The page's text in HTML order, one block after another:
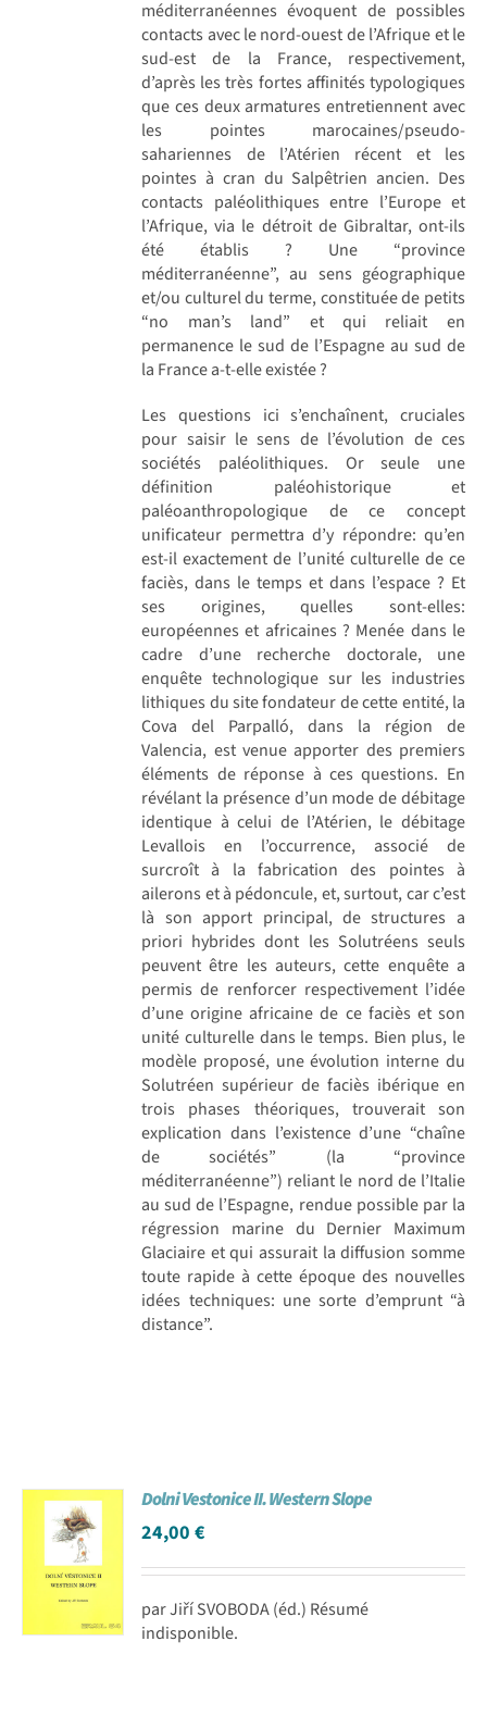
méditerranéennes évoquent de possibles
contacts avec le nord-ouest de l’Afrique et le
sud-est de la France, respectivement,
d’après les très fortes affinités typologiques
que ces deux armatures entretiennent avec
les pointes marocaines/pseudo-
sahariennes de l’Atérien récent et les
pointes à cran du Salpêtrien ancien. Des
contacts paléolithiques entre l’Europe et
l’Afrique, via le détroit de Gibraltar, ont-ils
été établis ? Une “province
méditerranéenne”, au sens géographique
et/ou culturel du terme, constituée de petits
“no man’s land” et qui reliait en
permanence le sud de l’Espagne au sud de
la France a-t-elle existée ?
Les questions ici s’enchaînent, cruciales
pour saisir le sens de l’évolution de ces
sociétés paléolithiques. Or seule une
définition paléohistorique et
paléoanthropologique de ce concept
unificateur permettra d’y répondre: qu’en
est-il exactement de l’unité culturelle de ce
faciès, dans le temps et dans l’espace ? Et
ses origines, quelles sont-elles:
européennes et africaines ? Menée dans le
cadre d’une recherche doctorale, une
enquête technologique sur les industries
lithiques du site fondateur de cette entité, la
Cova del Parpalló, dans la région de
Valencia, est venue apporter des premiers
éléments de réponse à ces questions. En
révélant la présence d’un mode de débitage
identique à celui de l’Atérien, le débitage
Levallois en l’occurrence, associé de
surcroît à la fabrication des pointes à
ailerons et à pédoncule, et, surtout, car c’est
là son apport principal, de structures a
priori hybrides dont les Solutréens seuls
peuvent être les auteurs, cette enquête a
permis de renforcer respectivement l’idée
d’une origine africaine de ce faciès et son
unité culturelle dans le temps. Bien plus, le
modèle proposé, une évolution interne du
Solutréen supérieur de faciès ibérique en
trois phases théoriques, trouverait son
explication dans l’existence d’une “chaîne
de sociétés” (la “province
méditerranéenne”) reliant le nord de l’Italie
au sud de l’Espagne, rendue possible par la
régression marine du Dernier Maximum
Glaciaire et qui assurait la diffusion somme
toute rapide à cette époque des nouvelles
idées techniques: une sorte d’emprunt “à
distance”.
Dolni Vestonice II. Western Slope
24,00€
par Jiří SVOBODA (éd.) Résumé
indisponible.